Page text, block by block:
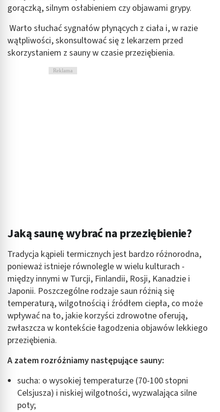
gorączką, silnym osłabieniem czy objawami grypy.
Warto słuchać sygnałów płynących z ciała i, w razie
wątpliwości, skonsultować się z lekarzem przed
skorzystaniem z sauny w czasie przeziębienia.
Reklama
Jaką saunę wybrać na przeziębienie?
Tradycja kąpieli termicznych jest bardzo różnorodna,
ponieważ istnieje równolegle w wielu kulturach -
między innymi w Turcji, Finlandii, Rosji, Kanadzie i
Japonii. Poszczególne rodzaje saun różnią się
temperaturą, wilgotnością i źródłem ciepła, co może
wpływać na to, jakie korzyści zdrowotne oferują,
zwłaszcza w kontekście łagodzenia objawów lekkiego
przeziębienia.
A zatem rozróżniamy następujące sauny:
sucha: o wysokiej temperaturze (70-100 stopni
Celsjusza) i niskiej wilgotności, wyzwalająca silne
poty;